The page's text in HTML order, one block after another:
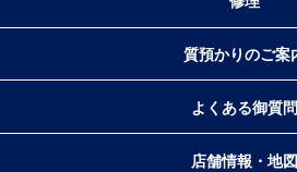
質預かりのご案
よくある御質問
店舗情報・地図